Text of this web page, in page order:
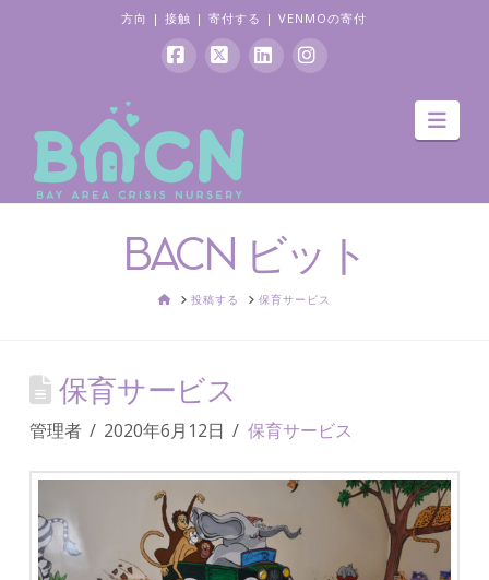
方向 |接触 |寄付する |VENMOの寄付
イ
ス
ッ
ク
ツ
イ
ン
ラ
ム
ナ
ビ
シ
BACN ビット
家 投稿する 保育サービス
保育サービス
管理者 2020年6月12日 保育サービス